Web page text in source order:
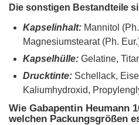
Die sonstigen Bestandteile
Kapselinhalt: Mannitol
Magnesiumstearat (Ph.
Kapselhülle: Gelatine,
Drucktinte: Schellack,
Kaliumhydroxid,
Wie Gabapentin Heumann
welchen Packungsgrößen